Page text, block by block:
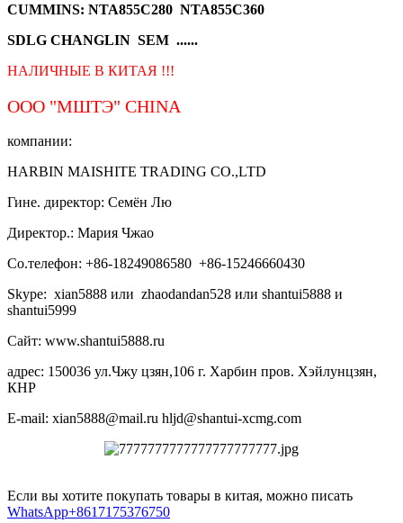
CUMMINS: NTA855C280 NTA855C360
SDLG CHANGLIN SEM ......
НАЛИЧНЫЕ В КИТАЯ !!!
ООО "МШТЭ" CHINA
компании:
HARBIN MAISHITE TRADING CO.,LTD
Гине. директор: Семён Лю
Директор.: Мария Чжао
Со.телефон: +86-18249086580 +86-15246660430
Skype: xian5888 или zhaodandan528 или shantui5888 и
shantui5999
Сайт: www.shantui5888.ru
адрес: 150036 ул.Чжу цзян,106 г. Харбин пров. Хэйлунцзян,
КНР
E-mail: xian5888@mail.ru hljd@shantui-xcmg.com
Если вы хотите покупать товары в китая, можно писать
WhatsApp+8617175376750